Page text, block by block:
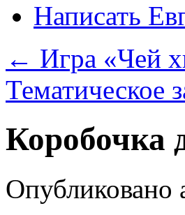
Написать
← Игра «Чей
Тематическое
Коробочка
Опубликовано